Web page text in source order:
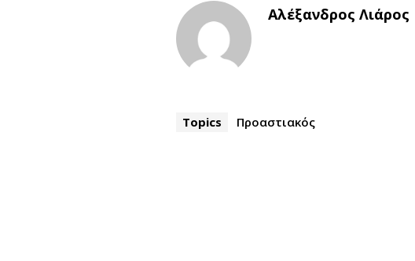
Αλέξανδρος Λιάρος
Topics Προαστιακός